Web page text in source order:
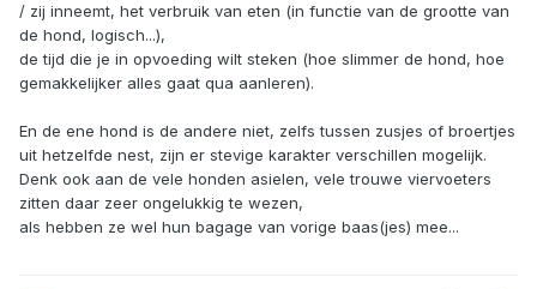
/ zij inneemt, het verbruik van eten (in functie van de grootte van
de hond, logisch...),
de tijd die je in opvoeding wilt steken (hoe slimmer de hond, hoe
gemakkelijker alles gaat qua aanleren).
En de ene hond is de andere niet, zelfs tussen zusjes of broertjes
uit hetzelfde nest, zijn er stevige karakter verschillen mogelijk.
Denk ook aan de vele honden asielen, vele trouwe viervoeters
zitten daar zeer ongelukkig te wezen,
als hebben ze wel hun bagage van vorige baas(jes) mee...